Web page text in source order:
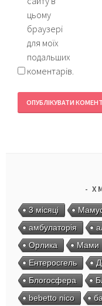
цьому
браузері
для моїх
подальших
коментарів.
3 місяці
амбулаторія
Орлика
Мами
Ентеросгель
Блогосфера
bebetto nico